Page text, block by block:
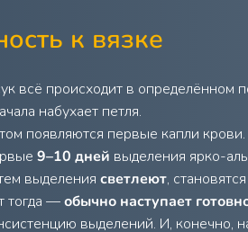
к вязке
всё происходит в определённом
набухает петля.
появляются первые капли крови.
9–10 дней выделения ярко-
выделения светлеют,
тогда —обычно наступает
выделений. И, конечно,